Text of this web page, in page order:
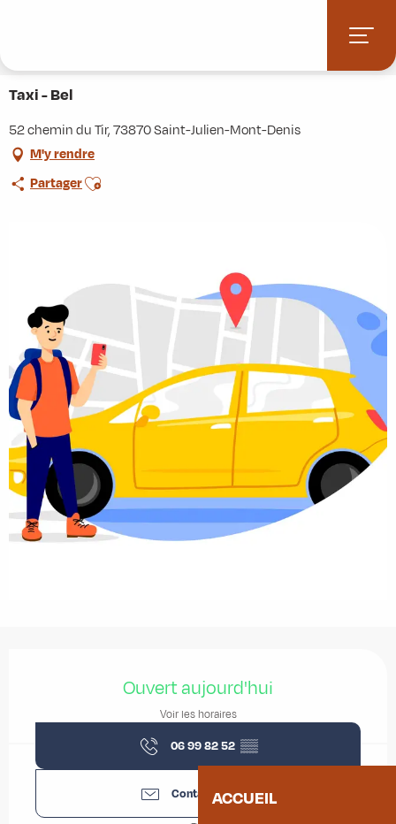
principal
ACCUEIL
Taxi - Bel
52 chemin du Tir, 73870 Saint-Julien-Mont-Denis
M'y rendre
PartagerAjouter aux favoris
Ouvert aujourd'hui
Voir les horaires
06 99 82 52 ▒▒
Contactez-nous